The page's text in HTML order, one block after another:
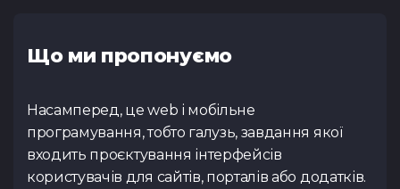
Що ми пропонуємо
Насамперед, це web і мобільне
програмування, тобто галузь, завдання якої
входить проєктування інтерфейсів
користувачів для сайтів, порталів або додатків.